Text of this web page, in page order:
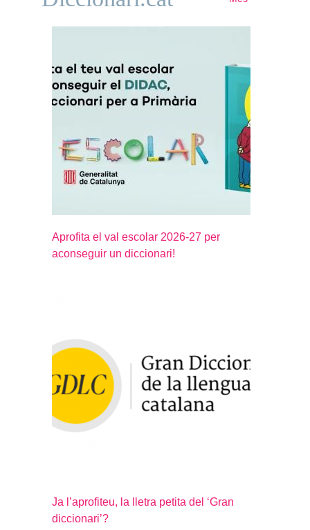
Aprofita el val escolar 2026-27 per
aconseguir un diccionari!
Ja l’aprofiteu, la lletra petita del ‘Gran
diccionari’?